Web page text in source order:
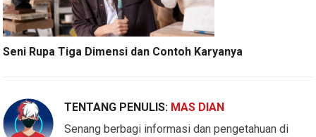
Seni Rupa Tiga Dimensi dan Contoh Karyanya
TENTANG PENULIS: MAS DIAN
Senang berbagi informasi dan pengetahuan di